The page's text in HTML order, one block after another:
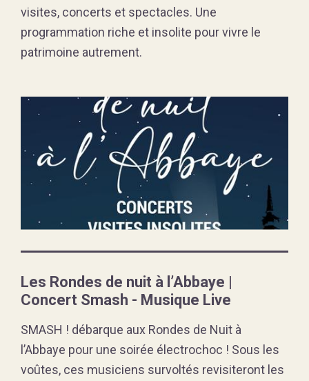
visites, concerts et spectacles. Une
programmation riche et insolite pour vivre le
patrimoine autrement.
Les Rondes de nuit à l’Abbaye |
Concert Smash - Musique Live
SMASH ! débarque aux Rondes de Nuit à
l’Abbaye pour une soirée électrochoc ! Sous les
voûtes, ces musiciens survoltés revisiteront les